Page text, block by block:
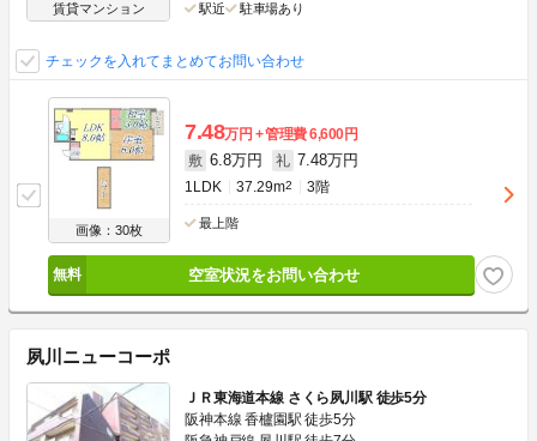
賃貸マンション 駅近 駐車場あり
チェックを入れてまとめてお問い合わせ
画像：30枚
7.48万円 管理費6,600円
敷 6.8万円 礼 7.48万円
1LDK 37.29m2 3階
最上階
空室状況をお問い合わせ
夙川ニューコーポ
ＪＲ東海道本線 さくら夙川駅 徒歩5分
阪神本線 香櫨園駅 徒歩5分